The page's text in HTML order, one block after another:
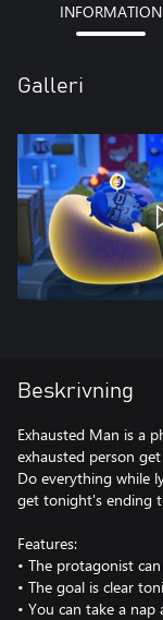
INFORMATION
Galleri
Beskrivning
Exhausted Man is a
exhausted person
Do everything while
get tonight's ending
Features:
• The protagonist
• The goal is clear
• You can take a